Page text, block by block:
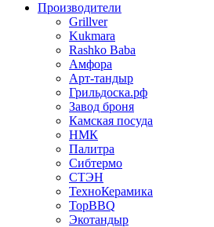
Производители
Grillver
Kukmara
Rashko Baba
Амфора
Арт-тандыр
Грильдоска.рф
Завод броня
Камская посуда
НМК
Палитра
Сибтермо
СТЭН
ТехноКерамика
ТорBBQ
Экотандыр